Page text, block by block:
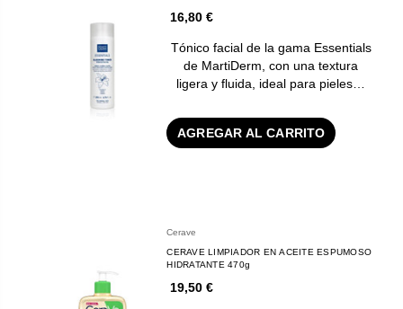
16,80 €
Tónico facial de la gama Essentials
de MartiDerm, con una textura
ligera y fluida, ideal para pieles…
AGREGAR AL CARRITO
Cerave
CERAVE LIMPIADOR EN ACEITE ESPUMOSO
HIDRATANTE 470g
19,50 €